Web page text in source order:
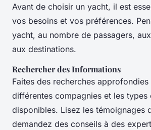
Avant de choisir un yacht, il est
vos besoins et vos préférences.
yacht, au nombre de passagers,
aux destinations.
Rechercher des Informations
Faites des recherches approfondies
différentes compagnies et les types
disponibles. Lisez les témoignages
demandez des conseils à des